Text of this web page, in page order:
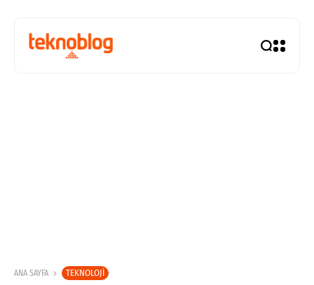
ANA SAYFA TEKNOLOJI